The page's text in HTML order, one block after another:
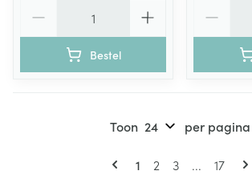
Bestel
Pagina's
U lees momenteel
1 Pagina
2 Pagina
3 ... Pagina
17
Toon per pagina